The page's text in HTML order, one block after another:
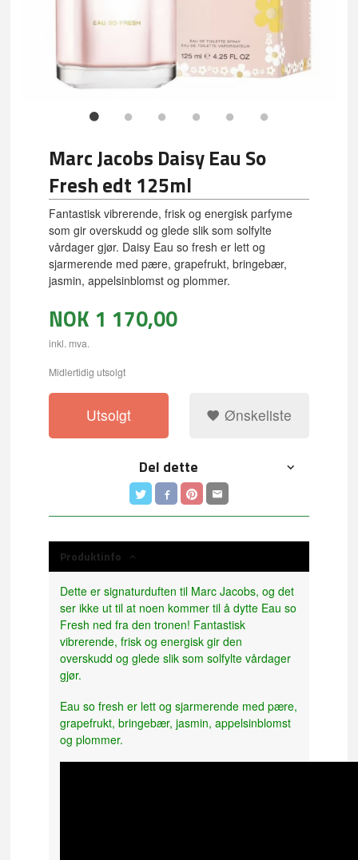
Marc Jacobs Daisy Eau So
Fresh edt 125ml
Fantastisk vibrerende, frisk og energisk parfyme
som gir overskudd og glede slik som solfylte
vårdager gjør. Daisy Eau so fresh er lett og
sjarmerende med pære, grapefrukt, bringebær,
jasmin, appelsinblomst og plommer.
NOK 1 170,00
inkl. mva.
Midlertidig utsolgt
Utsolgt Ønskeliste
Del dette
Produktinfo
Dette er signaturduften til Marc Jacobs, og det
ser ikke ut til at noen kommer til å dytte Eau so
Fresh ned fra den tronen! Fantastisk
vibrerende, frisk og energisk gir den
overskudd og glede slik som solfylte vårdager
gjør.
Eau so fresh er lett og sjarmerende med pære,
grapefrukt, bringebær, jasmin, appelsinblomst
og plommer.